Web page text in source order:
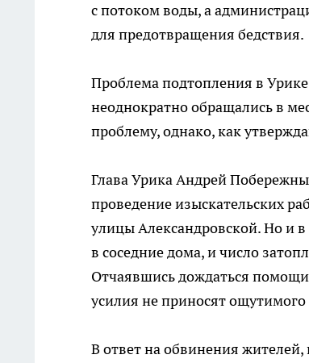
с потоком воды, а
для предотвращения бедствия.
Проблема подтопления в
неоднократно обращались в
проблему, однако, как
Глава Урика Андрей
проведение изыскательских
улицы Александровской. Но и
в соседние дома, и число
Отчаявшись дождаться
усилия не приносят ощутимого
В ответ на обвинения